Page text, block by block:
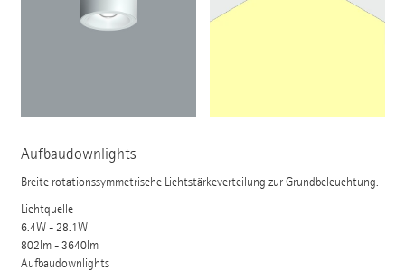
Aufbaudownlights
Breite rotationssymmetrische Lichtstärkeverteilung zur Grundbeleuchtung.
Lichtquelle
6.4W - 28.1W
802lm - 3640lm
Aufbaudownlights